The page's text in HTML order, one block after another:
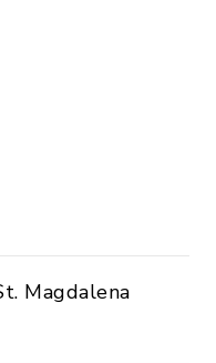
Magdalena